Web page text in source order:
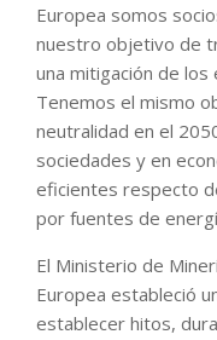
Europea somos
nuestro objetivo de
una mitigación de
Tenemos el mismo
neutralidad en el
sociedades y en
eficientes respecto
por fuentes de
El Ministerio de
Europea estableció
establecer hitos,